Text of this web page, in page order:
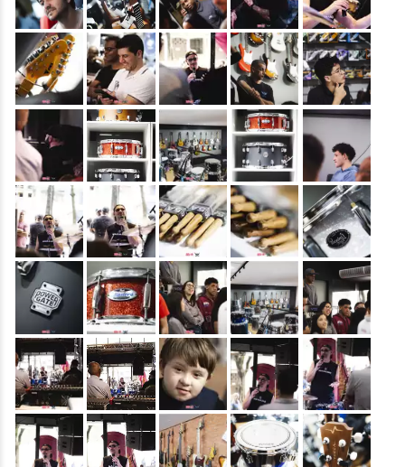
&nbsp; &nbsp; &nbsp; &nbsp; &nbsp;
&nbsp; &nbsp; &nbsp; &nbsp; &nbsp;
&nbsp; &nbsp; &nbsp; &nbsp; &nbsp;
&nbsp; &nbsp; &nbsp; &nbsp; &nbsp;
&nbsp; &nbsp; &nbsp; &nbsp; &nbsp;
&nbsp; &nbsp; &nbsp; &nbsp; &nbsp;